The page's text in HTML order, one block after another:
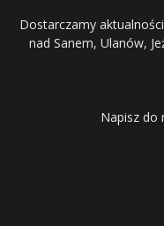
Dostarczamy
nad Sanem, Ulanów,
Napisz do